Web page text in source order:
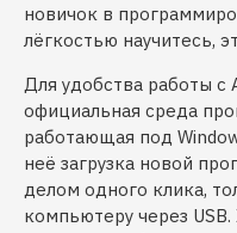
новичок в
лёгкостью научитесь,
Для удобства работы с
официальная среда
работающая под
неё загрузка новой
делом одного клика,
компьютеру через